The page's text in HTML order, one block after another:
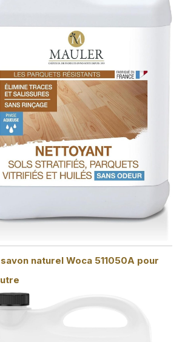
naturel Woca 511050A pour